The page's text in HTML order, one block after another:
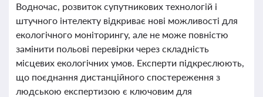
Водночас, розвиток супутникових технологій і
штучного інтелекту відкриває нові можливості для
екологічного моніторингу, але не може повністю
замінити польові перевірки через складність
місцевих екологічних умов. Експерти підкреслюють,
що поєднання дистанційного спостереження з
людською експертизою є ключовим для